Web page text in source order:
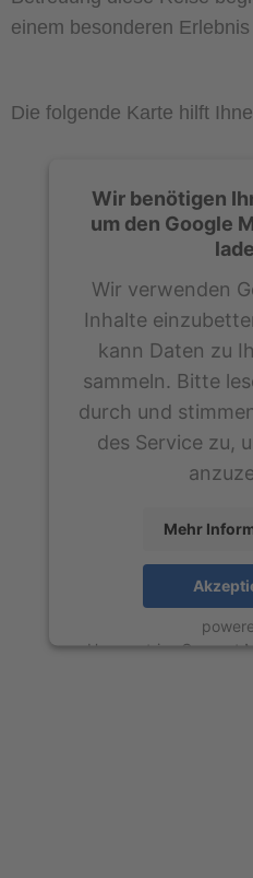
einem besonderen
Die folgende Karte hilft
Wir benötigen
um den Google
Wir verwenden
Inhalte
kann Daten zu
sammeln. Bitte
durch und
des Service zu,
Mehr
Usercentrics Consent